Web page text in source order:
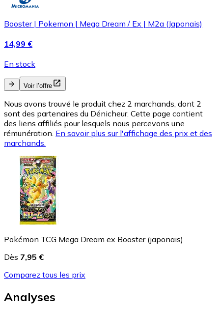
Booster | Pokemon | Mega Dream / Ex | M2a (Japonais)
14,99 €
En stock
Voir l’offre
Nous avons trouvé le produit chez 2 marchands, dont 2
sont des partenaires du Dénicheur. Cette page contient
des liens affiliés pour lesquels nous percevons une
rémunération. En savoir plus sur l'affichage des prix et des
marchands.
Pokémon TCG Mega Dream ex Booster (japonais)
Dès 7,95 €
Comparez tous les prix
Analyses